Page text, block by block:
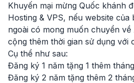
Khuyến mại mừng Quốc khánh
Hosting & VPS, nếu website
ngoài có mong muốn chuyển
cộng thêm thời gian sử dụng với
Cụ thể như sau:
Đăng ký 1 năm tặng 1 thêm
Đăng ký 2 năm tặng thêm 2